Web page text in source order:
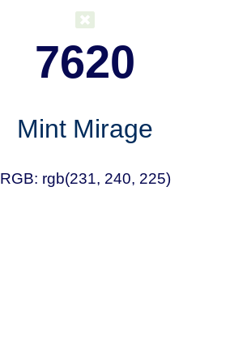
7620
Mint Mirage
RGB: rgb(231, 240, 225)